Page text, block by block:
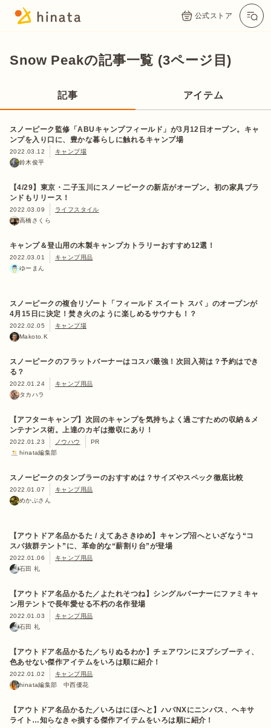
公式ストア
Snow Peakの記事一覧 (3ページ目)
記事 アイテム
スノーピーク監修「ABUキャンプフィールド」が3月12日オープン。キャ
ンプを入り口に、豊かな暮らしに触れるキャンプ場
2022.03.12
キャンプ場
鈴木俊平
【4/29】東京・二子玉川にスノーピークの新店がオープン。初の家具ブラ
ンドもリリース！
2022.03.09
ライフスタイル
高橋さくら
キャンプ＆登山用の木製キャンプカトラリーおすすめ12選！
2022.03.01
キャンプ用品
ゆーまん
スノーピークの複合リゾート「フィールド スイート スパ 」のオープンが
4月15日に決定！焚き火のように楽しめるサウナも！？
2022.02.05
キャンプ場
Makoto.K
スノーピークのフラットバーナーはコスパ最強！次回入荷は？予約はでき
る？
2022.01.24
キャンプ用品
タカハラ
【アフターキャンプ】次回のキャンプを気持ちよく過ごすための収納＆メ
ンテナンス術。上達のカギは撤収にあり！
2022.01.23 ノウハウ
PR
hinata編集部
スノーピークのタンブラーのおすすめは？サイズやスペック徹底比較
2022.01.07
キャンプ用品
めかぶさん
【アウトドア名品かるた / えてあさきゆめ】キャンプ沼へといざなう“コ
スパ抜群テント”に、革命的な“薪割り台”が登場
2022.01.06
キャンプ用品
石田 礼
【アウトドア名品かるた／よたれそつね】シングルバーナーにファミキャ
ン用テントで長年愛せる不朽の名作登場
2022.01.03
キャンプ用品
石田 礼
【アウトドア名品かるた／ちりぬるわか】チェアワンにヌプシブーティ、
色あせない傑作アイテムをいろは順に紹介！
2022.01.02
キャンプ用品
hinata編集部 中西優花
【アウトドア名品かるた／いろはにほへと】ハバNXにニンバス、ヘキサ
ライト…知らなきゃ損する傑作アイテムをいろは順に紹介！